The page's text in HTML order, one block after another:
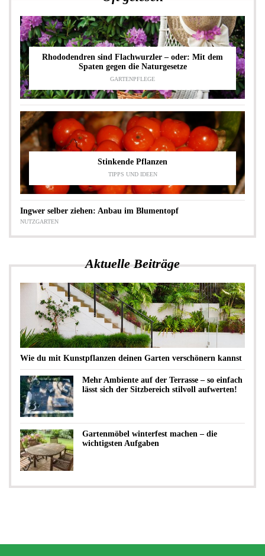
Rhododendren sind Flachwurzler – oder: Mit dem
Spaten gegen die Naturgesetze
GARTENPFLEGE
Stinkende Pflanzen
TIPPS UND IDEEN
Ingwer selber ziehen: Anbau im Blumentopf
NUTZGARTEN
Aktuelle Beiträge
Wie du mit Kunstpflanzen deinen Garten verschönern kannst
Mehr Ambiente auf der Terrasse – so einfach
lässt sich der Sitzbereich stilvoll aufwerten!
Gartenmöbel winterfest machen – die
wichtigsten Aufgaben